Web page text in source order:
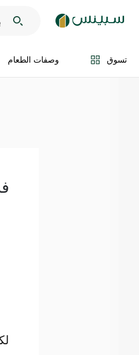
تسوق وصفات الطعام
اضف الى السلة